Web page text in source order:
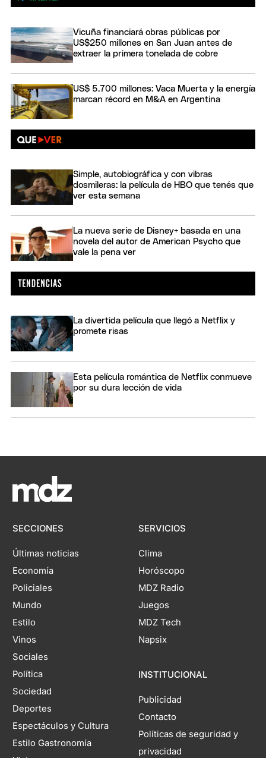
Vicuña financiará obras públicas por
US$250 millones en San Juan antes de
extraer la primera tonelada de cobre
US$ 5.700 millones: Vaca Muerta y la energía
marcan récord en M&A en Argentina
Simple, autobiográfica y con vibras
dosmileras: la película de HBO que tenés que
ver esta semana
La nueva serie de Disney+ basada en una
novela del autor de American Psycho que
vale la pena ver
La divertida película que llegó a Netflix y
promete risas
Esta película romántica de Netflix conmueve
por su dura lección de vida
SECCIONES
Últimas noticias
Economía
Policiales
Mundo
Estilo
Vinos
Sociales
Política
Sociedad
Deportes
Espectáculos y Cultura
Estilo Gastronomía
SERVICIOS
Clima
Horóscopo
MDZ Radio
Juegos
MDZ Tech
Napsix
INSTITUCIONAL
Publicidad
Contacto
Políticas de seguridad y
privacidad